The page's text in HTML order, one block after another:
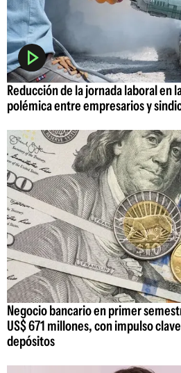
Reducción de la jornada laboral en
polémica entre empresarios y
Negocio bancario en primer
US$ 671 millones, con impulso
depósitos